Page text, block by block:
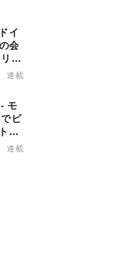
会
ス
対
連載
ビ
バ
用
連載